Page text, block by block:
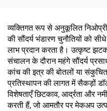
व्यक्तिगत रूप से अनुकूलित निओप्रीन
की सौंदर्य भंडारण चुनौतियों को
लाभ प्रदान करता है। उत्कृष्ट
संचालन के दौरान महंगे सौंदर्य
कांच की इत्र की बोतलों या
प्रतिस्थापन की लागत में सैकड़ों
विशेषताएँ छिटकाव, आर्द्रता और
करती हैं, जो आमतौर पर मेकअप